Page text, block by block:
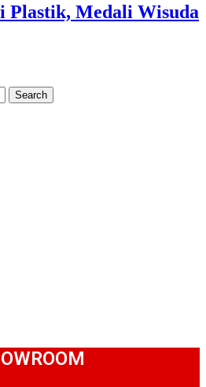
Plastik, Medali Wisuda